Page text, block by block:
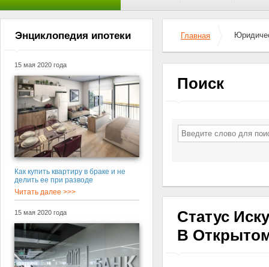
О проекте
Энциклопедия ипотеки
15 мая 2020 года
Как купить квартиру в браке и не
делить ее при разводе
Читать далее >>>
15 мая 2020 года
Главная
Поиск
Статус
В